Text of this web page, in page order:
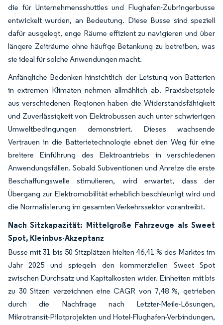
die für Unternehmensshuttles und Flughafen-Zubringerbusse
entwickelt wurden, an Bedeutung. Diese Busse sind speziell
dafür ausgelegt, enge Räume effizient zu navigieren und über
längere Zeiträume ohne häufige Betankung zu betreiben, was
sie ideal für solche Anwendungen macht.
Anfängliche Bedenken hinsichtlich der Leistung von Batterien
in extremen Klimaten nehmen allmählich ab. Praxisbeispiele
aus verschiedenen Regionen haben die Widerstandsfähigkeit
und Zuverlässigkeit von Elektrobussen auch unter schwierigen
Umweltbedingungen demonstriert. Dieses wachsende
Vertrauen in die Batterietechnologie ebnet den Weg für eine
breitere Einführung des Elektroantriebs in verschiedenen
Anwendungsfällen. Sobald Subventionen und Anreize die erste
Beschaffungswelle stimulieren, wird erwartet, dass der
Übergang zur Elektromobilität erheblich beschleunigt wird und
die Normalisierung im gesamten Verkehrssektor vorantreibt.
Nach Sitzkapazität: Mittelgroße Fahrzeuge als Sweet
Spot, Kleinbus-Akzeptanz
Busse mit 31 bis 50 Sitzplätzen hielten 46,41 % des Marktes im
Jahr 2025 und spiegeln den kommerziellen Sweet Spot
zwischen Durchsatz und Kapitalkosten wider. Einheiten mit bis
zu 30 Sitzen verzeichnen eine CAGR von 7,48 %, getrieben
durch die Nachfrage nach Letzter-Meile-Lösungen,
Mikrotransit-Pilotprojekten und Hotel-Flughafen-Verbindungen,